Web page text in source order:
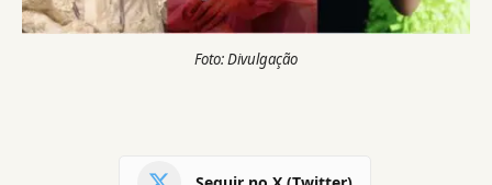
Foto: Divulgação